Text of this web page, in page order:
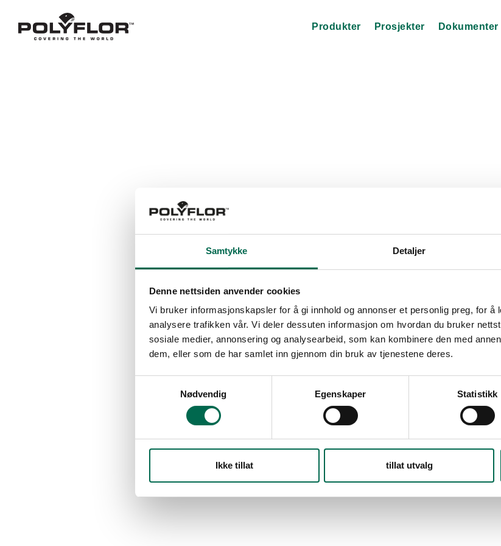
Samtykke Detaljer
Denne nettsiden anvender cookies
Vi bruker informasjonskapsler for å gi innhold og annonser et personlig preg, for
analysere trafikken vår. Vi deler dessuten informasjon om hvordan du bruker
sosiale medier, annonsering og analysearbeid, som kan kombinere den med
dem, eller som de har samlet inn gjennom din bruk av tjenestene deres.
Nødvendig
Egenskaper Statistikk
Ikke tillat tillat utvalg
Produkter Prosjekter Dokumenter